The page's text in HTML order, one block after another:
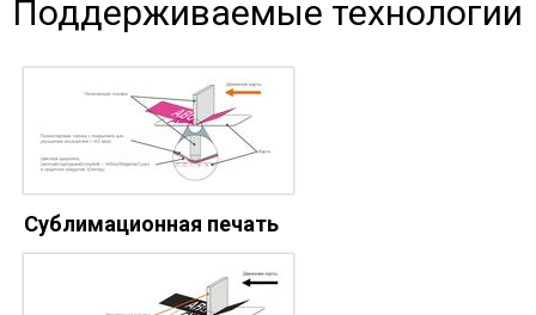
Поддерживаемые технологии
Сублимационная печать